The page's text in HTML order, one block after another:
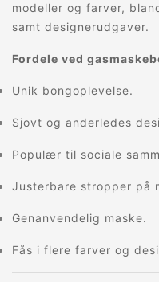
modeller og farver,
samt designerudgaver.
Fordele ved
Unik bongoplevelse.
Sjovt og anderledes
Populær til sociale
Justerbare stropper på
Genanvendelig maske.
Fås i flere farver og